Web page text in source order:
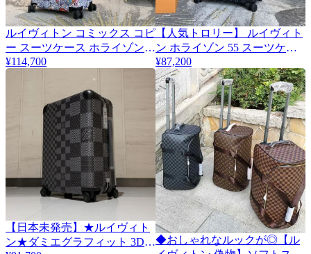
ルイヴィトン コミックス コピ
ー スーツケース ホライゾン
55 vun48179
¥114,700
【人気トロリー】 ルイヴィト
ン ホライゾン 55 スーツケー
ス 偽物★ブラック モノグラム
M23002
¥87,200
【日本未発売】★ルイヴィト
ン★ダミエグラフィット 3D
4
◆おしゃれなルックが◎【ル